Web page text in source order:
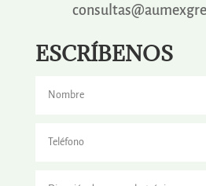
ESCRÍBENOS